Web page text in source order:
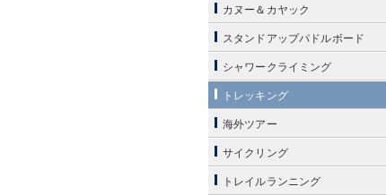
カヌー＆カヤック
スタンドアップパドルボード
シャワークライミング
トレッキング
海外ツアー
サイクリング
トレイルランニング